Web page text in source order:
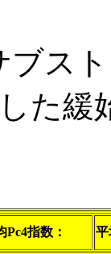
ブス
た緩
Pc4指数： 平